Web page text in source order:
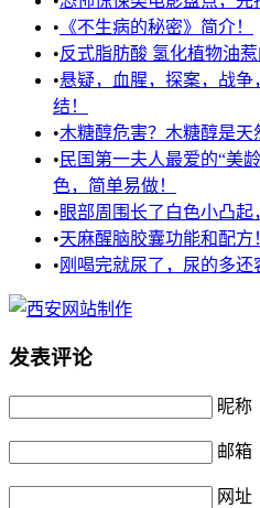
• 《不生病的秘密》简介！
•反式脂肪酸 氢化植物油
•悬疑，血腥，探案，战
结！
•木糖醇危害？木糖醇是天
• 民国第一夫人最爱的“美
色，简单易做！
•眼部周围长了白色小凸起
•天麻醒脑胶囊功能和配方
•刚喝完就尿了，尿的多还
发表评论
昵称
邮箱
网址